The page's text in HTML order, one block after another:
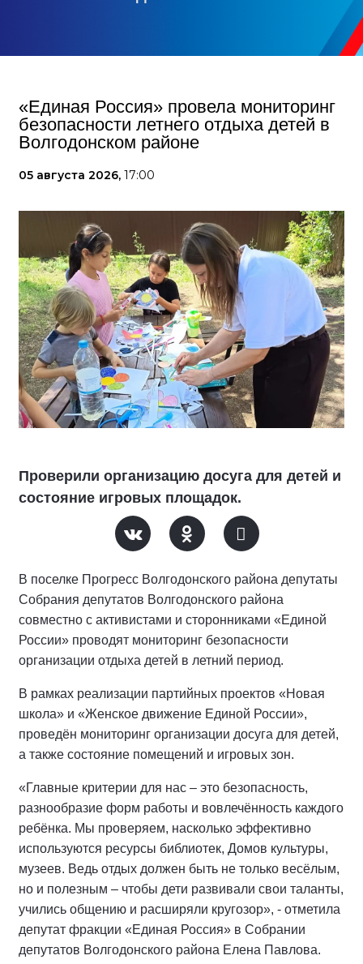
«Единая Россия» провела мониторинг
безопасности летнего отдыха детей в
Волгодонском районе
05 августа 2026, 17:00
Проверили организацию досуга для детей и
состояние игровых площадок.
В поселке Прогресс Волгодонского района депутаты
Собрания депутатов Волгодонского района
совместно с активистами и сторонниками «Единой
России» проводят мониторинг безопасности
организации отдыха детей в летний период.
В рамках реализации партийных проектов «Новая
школа» и «Женское движение Единой России»,
проведён мониторинг организации досуга для детей,
а также состояние помещений и игровых зон.
«Главные критерии для нас – это безопасность,
разнообразие форм работы и вовлечённость каждого
ребёнка. Мы проверяем, насколько эффективно
используются ресурсы библиотек, Домов культуры,
музеев. Ведь отдых должен быть не только весёлым,
но и полезным – чтобы дети развивали свои таланты,
учились общению и расширяли кругозор», - отметила
депутат фракции «Единая Россия» в Собрании
депутатов Волгодонского района Елена Павлова.